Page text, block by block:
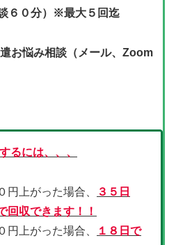
分）
※最大５回迄
お悩み相談（メール、Zoom
るには、、、
円上がった場合、
３５日
回収できます！！
円上がった場合、
１８日で